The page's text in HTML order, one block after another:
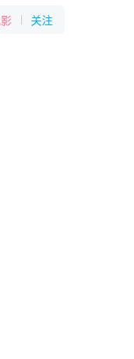
尼科·格莱瑟姆 朱迪·凯
关注